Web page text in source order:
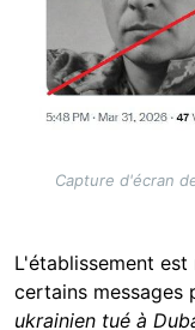
Capture d'écran
L'établissement
certains messages
ukrainien tué à